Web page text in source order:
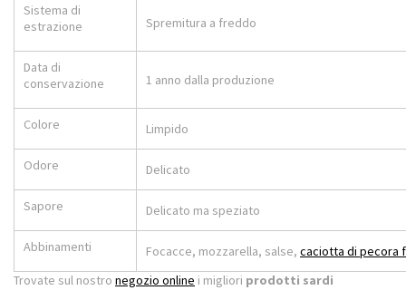
Sistema di
estrazione
Spremitura a freddo
Data di
conservazione
1 anno dalla produzione
Colore Limpido
Odore Delicato
Sapore Delicato ma speziato
Abbinamenti Focacce, mozzarella, salse, caciotta di pecora
Trovate sul nostro negozio online i migliori prodotti sardi